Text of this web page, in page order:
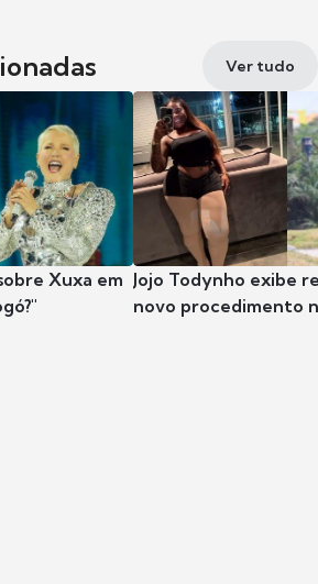
Ver tudo
Xuxa em Jojo Todynho exibe
novo procedimento